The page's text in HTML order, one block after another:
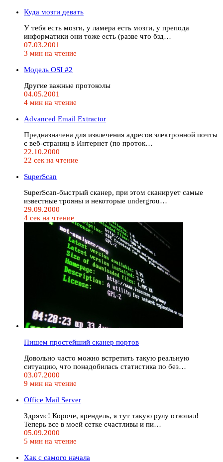
Куда мозги девать
У тебя есть мозги, у ламера есть мозги, у препода
информатики они тоже есть (разве что бэд…
07.03.2001
3 мин на чтение
Модель OSI #2
Другие важные протоколы
04.05.2001
4 мин на чтение
Advanced Email Extractor
Предназначена для извлечения адресов электронной почты
с веб-страниц в Интернет (по проток…
22.10.2000
22 сек на чтение
SuperScan
SuperScan-быстрый сканер, при этом сканирует самые
известные трояны и некоторые undergrou…
29.09.2000
4 сек на чтение
Пишем простейший сканер портов
Довольно часто можно встретить такую реальную
ситуацию, что понадобилась статистика по без…
03.07.2000
9 мин на чтение
Office Mail Server
Здрямс! Короче, крендель, я тут такую рулу откопал!
Теперь все в моей сетке счастливы и пи…
05.09.2000
5 мин на чтение
Хак с самого начала